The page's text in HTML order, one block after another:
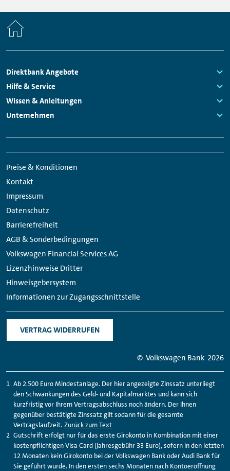
Footer
Navigation
Direktbank Angebote
Links:
Hilfe & Service
Links:
Wissen & Anleitungen
Links:
Unternehmen
Navigation
Preise & Konditionen
Kontakt
Impressum
Datenschutz
Barrierefreiheit
AGB & Sonderbedingungen
Volkswagen Financial Services AG
Lizenzhinweise Dritter
Hinweisgebersystem
Informationen zur Zugangsschnittstelle
VERTRAG WIDERRUFEN
Media
Links
© Volkswagen Bank 2026
Ab 2.500 Euro Mindestanlage. Der hier angezeigte Zinssatz unterliegt
den Schwankungen des Geld- und Kapitalmarktes und kann sich
kurzfristig vor Ihrem Vertragsabschluss noch ändern. Der Ihnen
gegenüber bestätigte Zinssatz gilt sodann für die gesamte
Vertragslaufzeit. Zurück zum Text
Gutschrift erfolgt nur für das erste Girokonto in Kombination mit einer
kostenpflichtigen Visa Card (Jahresgebühr 33 Euro), sofern in den letzten
12 Monaten kein Girokonto bei der Volkswagen Bank oder Audi Bank für
Sie geführt wurde. In den ersten sechs Monaten nach Kontoeröffnung